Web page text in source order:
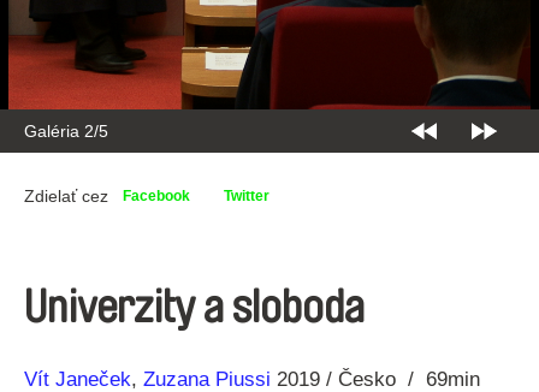
Galéria 2/5
Zdielať cez Facebook Twitter
Univerzity a sloboda
Réžia
Vít Janeček Zuzana Piussi
Rok
2019 Česko
69min